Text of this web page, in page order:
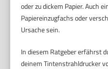
oder zu dickem Papier. Auch
Papiereinzugfachs oder
Ursache sein.
In diesem Ratgeber erfährst
deinem Tintenstrahldrucker